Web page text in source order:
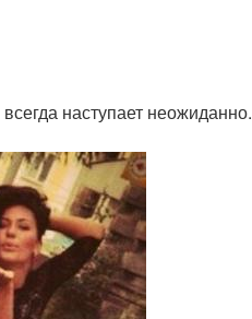
наступает неожиданно.